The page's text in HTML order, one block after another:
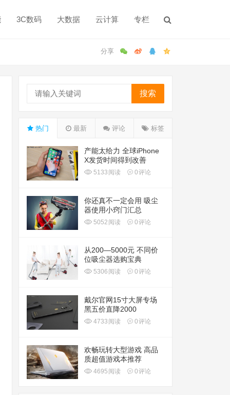
3C数码 大数据 云计算 专栏
搜索
热门 最新 评论 标签
产能太给力 全球iPhone
X发货时间得到改善
5133 阅读 0评论
你还真不一定会用 吸尘
器使用小窍门汇总
5052 阅读 0评论
从200—5000元 不同价
位吸尘器选购宝典
5306 阅读 0评论
戴尔官网15寸大屏专场
黑五价直降2000
4733 阅读 0评论
欢畅玩转大型游戏 高品
质超值游戏本推荐
4695 阅读 0评论